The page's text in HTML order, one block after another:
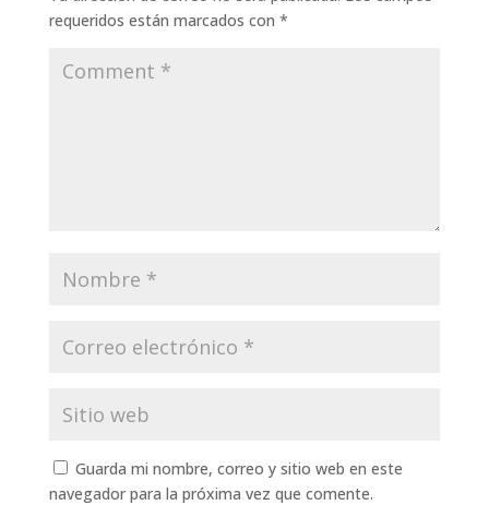
requeridos están marcados con *
Guarda mi nombre, correo y sitio web en este
navegador para la próxima vez que comente.